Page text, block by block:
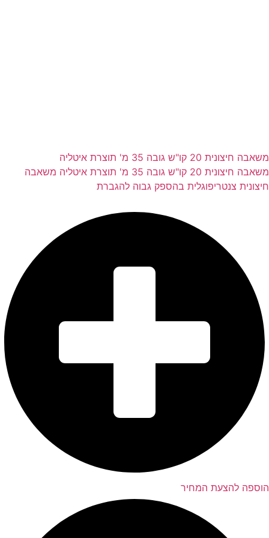
משאבה חיצונית 20 קו"ש גובה 35 מ' תוצרת איטליה
משאבה חיצונית 20 קו"ש גובה 35 מ' תוצרת איטליה משאבה
חיצונית צנטריפוגלית בהספק גבוה להגברת
הוספה להצעת המחיר